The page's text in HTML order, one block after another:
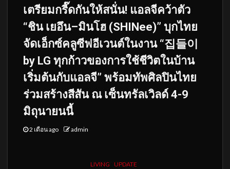
เตรียมกรี๊ดกันให้สนั่น! แอลจีคว้าตัว
“ชิน เยอึน–มินโฮ (SHINee)” บุกไทย
จัดเอ็กซ์คลูซีฟอีเวนต์ในงาน “집들이
by LG ทุกก้าวของการใช้ชีวิตในบ้าน
เริ่มต้นกับแอลจี” พร้อมทัพศิลปินไทย
ร่วมสร้างสีสัน ณ เซ็นทรัลเวิลด์ 4-9
มิถุนายนนี้
2 เดือน ago admin
LIVING UPDATE